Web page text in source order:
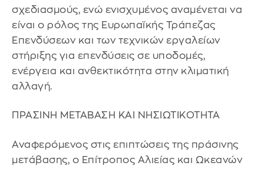
σχεδιασμούς, ενώ ενισχυμένος αναμένεται να
είναι ο ρόλος της Ευρωπαϊκής Τράπεζας
Επενδύσεων και των τεχνικών εργαλείων
στήριξης για επενδύσεις σε υποδομές,
ενέργεια και ανθεκτικότητα στην κλιματική
αλλαγή.
ΠΡΑΣΙΝΗ ΜΕΤΑΒΑΣΗ ΚΑΙ ΝΗΣΙΩΤΙΚΟΤΗΤΑ
Αναφερόμενος στις επιπτώσεις της πράσινης
μετάβασης, ο Επίτροπος Αλιείας και Ωκεανών